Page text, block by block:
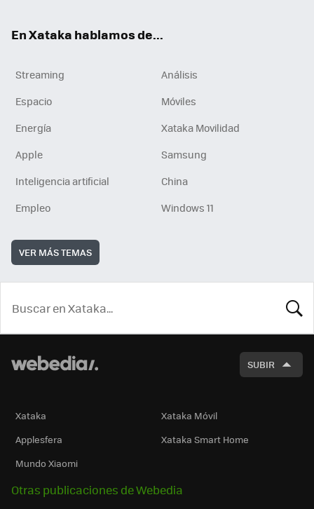
En Xataka hablamos de...
Streaming
Análisis
Espacio
Móviles
Energía
Xataka Movilidad
Apple
Samsung
Inteligencia artificial
China
Empleo
Windows 11
VER MÁS TEMAS
SUBIR
Xataka
Xataka Móvil
Applesfera
Xataka Smart Home
Mundo Xiaomi
Otras publicaciones de Webedia